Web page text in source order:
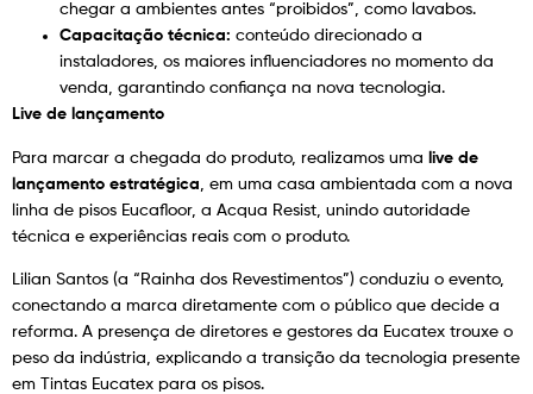
chegar a ambientes antes “proibidos”, como lavabos.
Capacitação técnica: conteúdo direcionado a
instaladores, os maiores influenciadores no momento da
venda, garantindo confiança na nova tecnologia.
Live de lançamento
Para marcar a chegada do produto, realizamos uma live de
lançamento estratégica , em uma casa ambientada com a nova
linha de pisos Eucafloor, a Acqua Resist, unindo autoridade
técnica e experiências reais com o produto.
Lilian Santos (a “Rainha dos Revestimentos”) conduziu o evento,
conectando a marca diretamente com o público que decide a
reforma. A presença de diretores e gestores da Eucatex trouxe o
peso da indústria, explicando a transição da tecnologia presente
em Tintas Eucatex para os pisos.